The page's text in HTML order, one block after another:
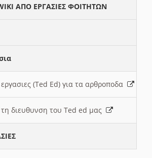
ΑΠΟ ΕΡΓΑΣΙΕΣ ΦΟΙΤΗΤΩΝ
(Ted Ed) για τα αρθροποδα
διευθυνση του Ted ed μας